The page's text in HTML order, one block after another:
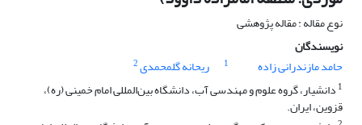
نوع مقاله : مقاله پژوهشی
نویسندگان
حامد مازندرانی زاده
1 ریحانه گلمحمدی2
1 دانشیار، گروه علوم و مهندسی آب، دانشگاه بین‌المللی امام خمینی (ره)،
قزوین، ایران.